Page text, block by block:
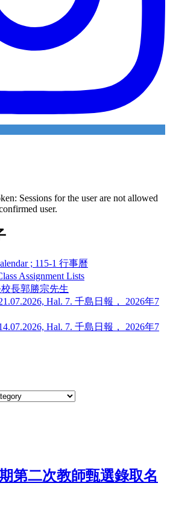
Sessions for the user are not allowed
user.
; 115-1 行事曆
Assignment Lists
長郭勝宗先生
Hal. 7. 千島日報， 2026年7
Hal. 7. 千島日報， 2026年7
第二次教師甄選錄取名